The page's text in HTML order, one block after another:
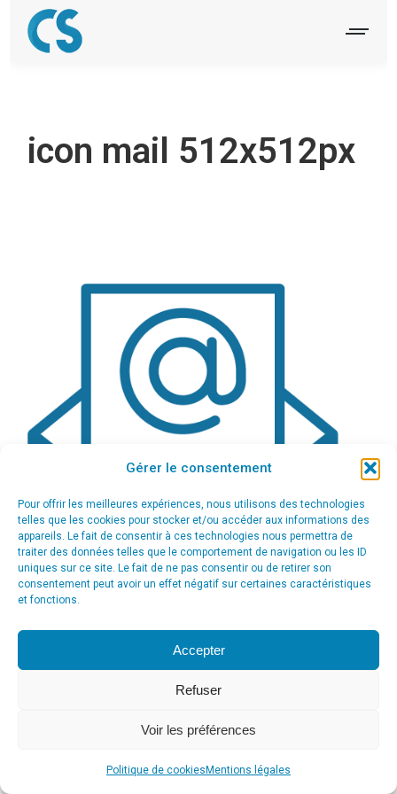
Gérer le consentement
Pour offrir les meilleures expériences, nous utilisons des technologies
telles que les cookies pour stocker et/ou accéder aux informations des
appareils. Le fait de consentir à ces technologies nous permettra de
traiter des données telles que le comportement de navigation ou les ID
uniques sur ce site. Le fait de ne pas consentir ou de retirer son
consentement peut avoir un effet négatif sur certaines caractéristiques
et fonctions.
Accepter
Refuser
Voir les préférences
Politique de cookies Mentions légales
icon mail 512x512px
© Agence Communication Support [ Agence CS ] - Conseil en
menu_principal